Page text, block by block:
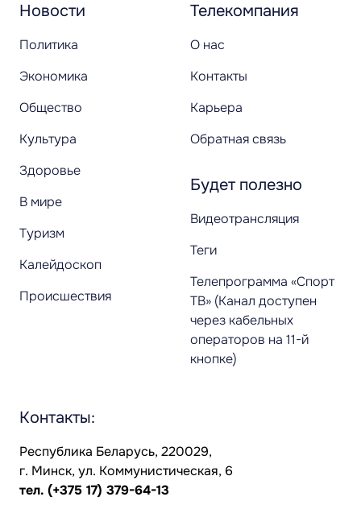
Новости
Политика
Экономика
Общество
Культура
Здоровье
В мире
Туризм
Калейдоскоп
Происшествия
Телекомпания
О нас
Контакты
Карьера
Обратная связь
Будет полезно
Видеотрансляция
Теги
Телепрограмма «Спорт
ТВ» (Канал доступен
через кабельных
операторов на 11-й
кнопке)
Контакты:
Республика Беларусь, 220029,
г. Минск, ул. Коммунистическая, 6
тел. (+375 17) 379-64-13